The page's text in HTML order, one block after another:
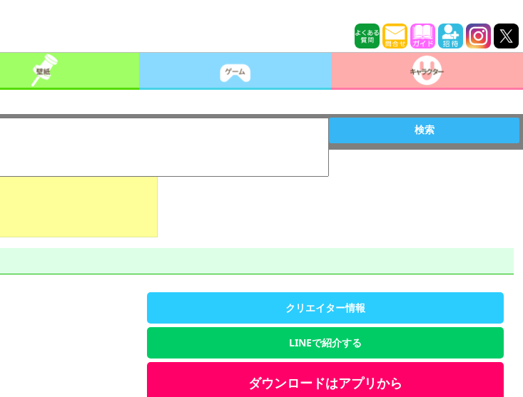
検索
クリエイター情報
LINEで紹介する
ダウンロードはアプリから